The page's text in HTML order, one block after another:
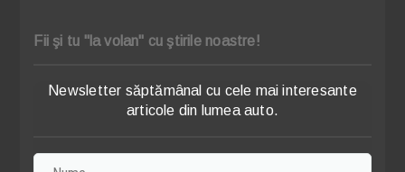
Fii şi tu "la volan" cu ştirile noastre!
Newsletter săptămânal cu cele mai interesante
articole din lumea auto.